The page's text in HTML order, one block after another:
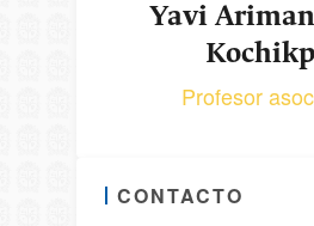
Yavi
Profesor
CONTACTO